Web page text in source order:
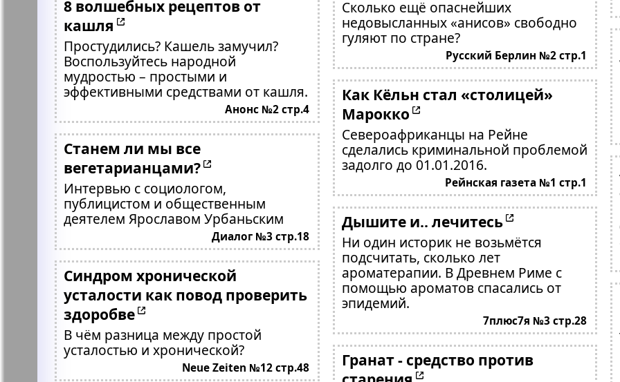
8 волшебных рецептов от
кашля
Простудились? Кашель замучил?
Воспользуйтесь народной
мудростью – простыми и
эффективными средствами от кашля.
Анонс №2 стр.4
Станем ли мы все
вегетарианцами?
Интервью с социологом,
публицистом и общественным
деятелем Ярославом Урбаньским
Диалог №3 стр.18
Синдром хронической
усталости как повод проверить
здоробве
В чём разница между простой
усталостью и хронической?
Neue Zeiten №12 стр.48
Сколько ещё опаснейших
недовысланных «анисов» свободно
гуляют по стране?
Русский Берлин №2 стр.1
Как Кёльн стал «столицей»
Марокко
Североафриканцы на Рейне
сделались криминальной проблемой
задолго до 01.01.2016.
Рейнская газета №1 стр.1
Дышите и.. лечитесь
Ни один историк не возьмётся
подсчитать, сколько лет
ароматерапии. В Древнем Риме с
помощью ароматов спасались от
эпидемий.
7плюс7я №3 стр.28
Гранат - средство против